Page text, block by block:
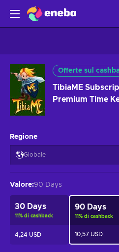
Offerte sul
TibiaME
Premium Time
Regione
Globale
Valore:90 Days
30 Days
11 % di cashback
4,24 USD
90 Days
11 % di cashback
10,57 USD